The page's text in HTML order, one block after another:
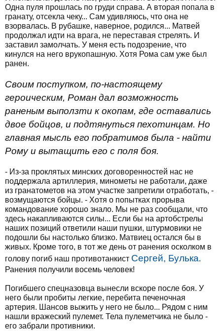
Одна пуля прошлась по груди справа. А вторая попала в
гранату, отсекла чеку... Сам удивляюсь, что она не
взорвалась. В рубашке, наверное, родился... Матвей
продолжал идти на врага, не переставая стрелять. И
заставил замолчать. У меня есть подозрение, что
кинулся на него врукопашную. Хотя Рома сам уже был
ранен.
Своим поступком, по-настоящему
героическим, Роман дал возможность
раненым выползти к окопам, где оставались
двое бойцов, и подтянуться пехотинцам. Но
главная мысль его побратимов была - найти
Рому и вытащить его с поля боя.
- Из-за проклятых минских договоренностей нас не
поддержала артиллерия, минометы не работали, даже
из гранатометов на этом участке запретили отработать, -
возмущаются бойцы. - Хотя о попытках прорыва
командование хорошо знало. Мы не раз сообщали, что
здесь накапливаются силы... Если бы на артобстрелы
наших позиций ответили наши пушки, штурмовики не
подошли бы настолько близко. Матвиец остался бы в
живых. Кроме того, в тот же день от ранения осколком в
голову погиб наш противотанкист Сергей, Булька.
Ранения получили восемь человек!
Погибшего спецназовца вынесли вскоре после боя. У
него были пробиты легкие, перебита печеночная
артерия. Шансов выжить у него не было... Рядом с ним
нашли вражеский пулемет. Тела пулеметчика не было -
его забрали противники.